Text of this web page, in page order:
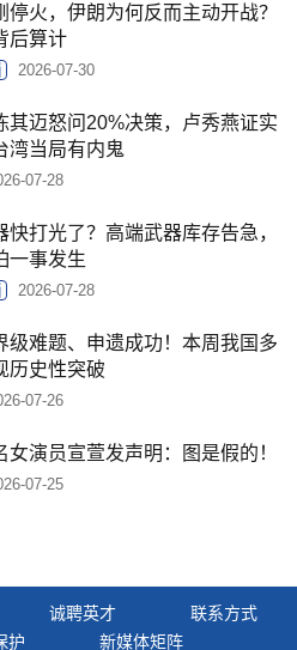
停火，伊朗为何反而主动开战？
后算计
2026-07-30
其迈怒问20%决策，卢秀燕证实
湾当局有内鬼
07-28
快打光了？高端武器库存告急，
一事发生
2026-07-28
级难题、申遗成功！本周我国多
历史性突破
07-26
女演员宣萱发声明：图是假的！
07-25
诚聘英才
联系方式
护 新媒体矩阵